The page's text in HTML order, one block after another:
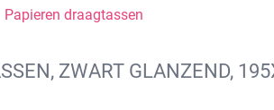
Papieren draagtassen
ZWART GLANZEND,